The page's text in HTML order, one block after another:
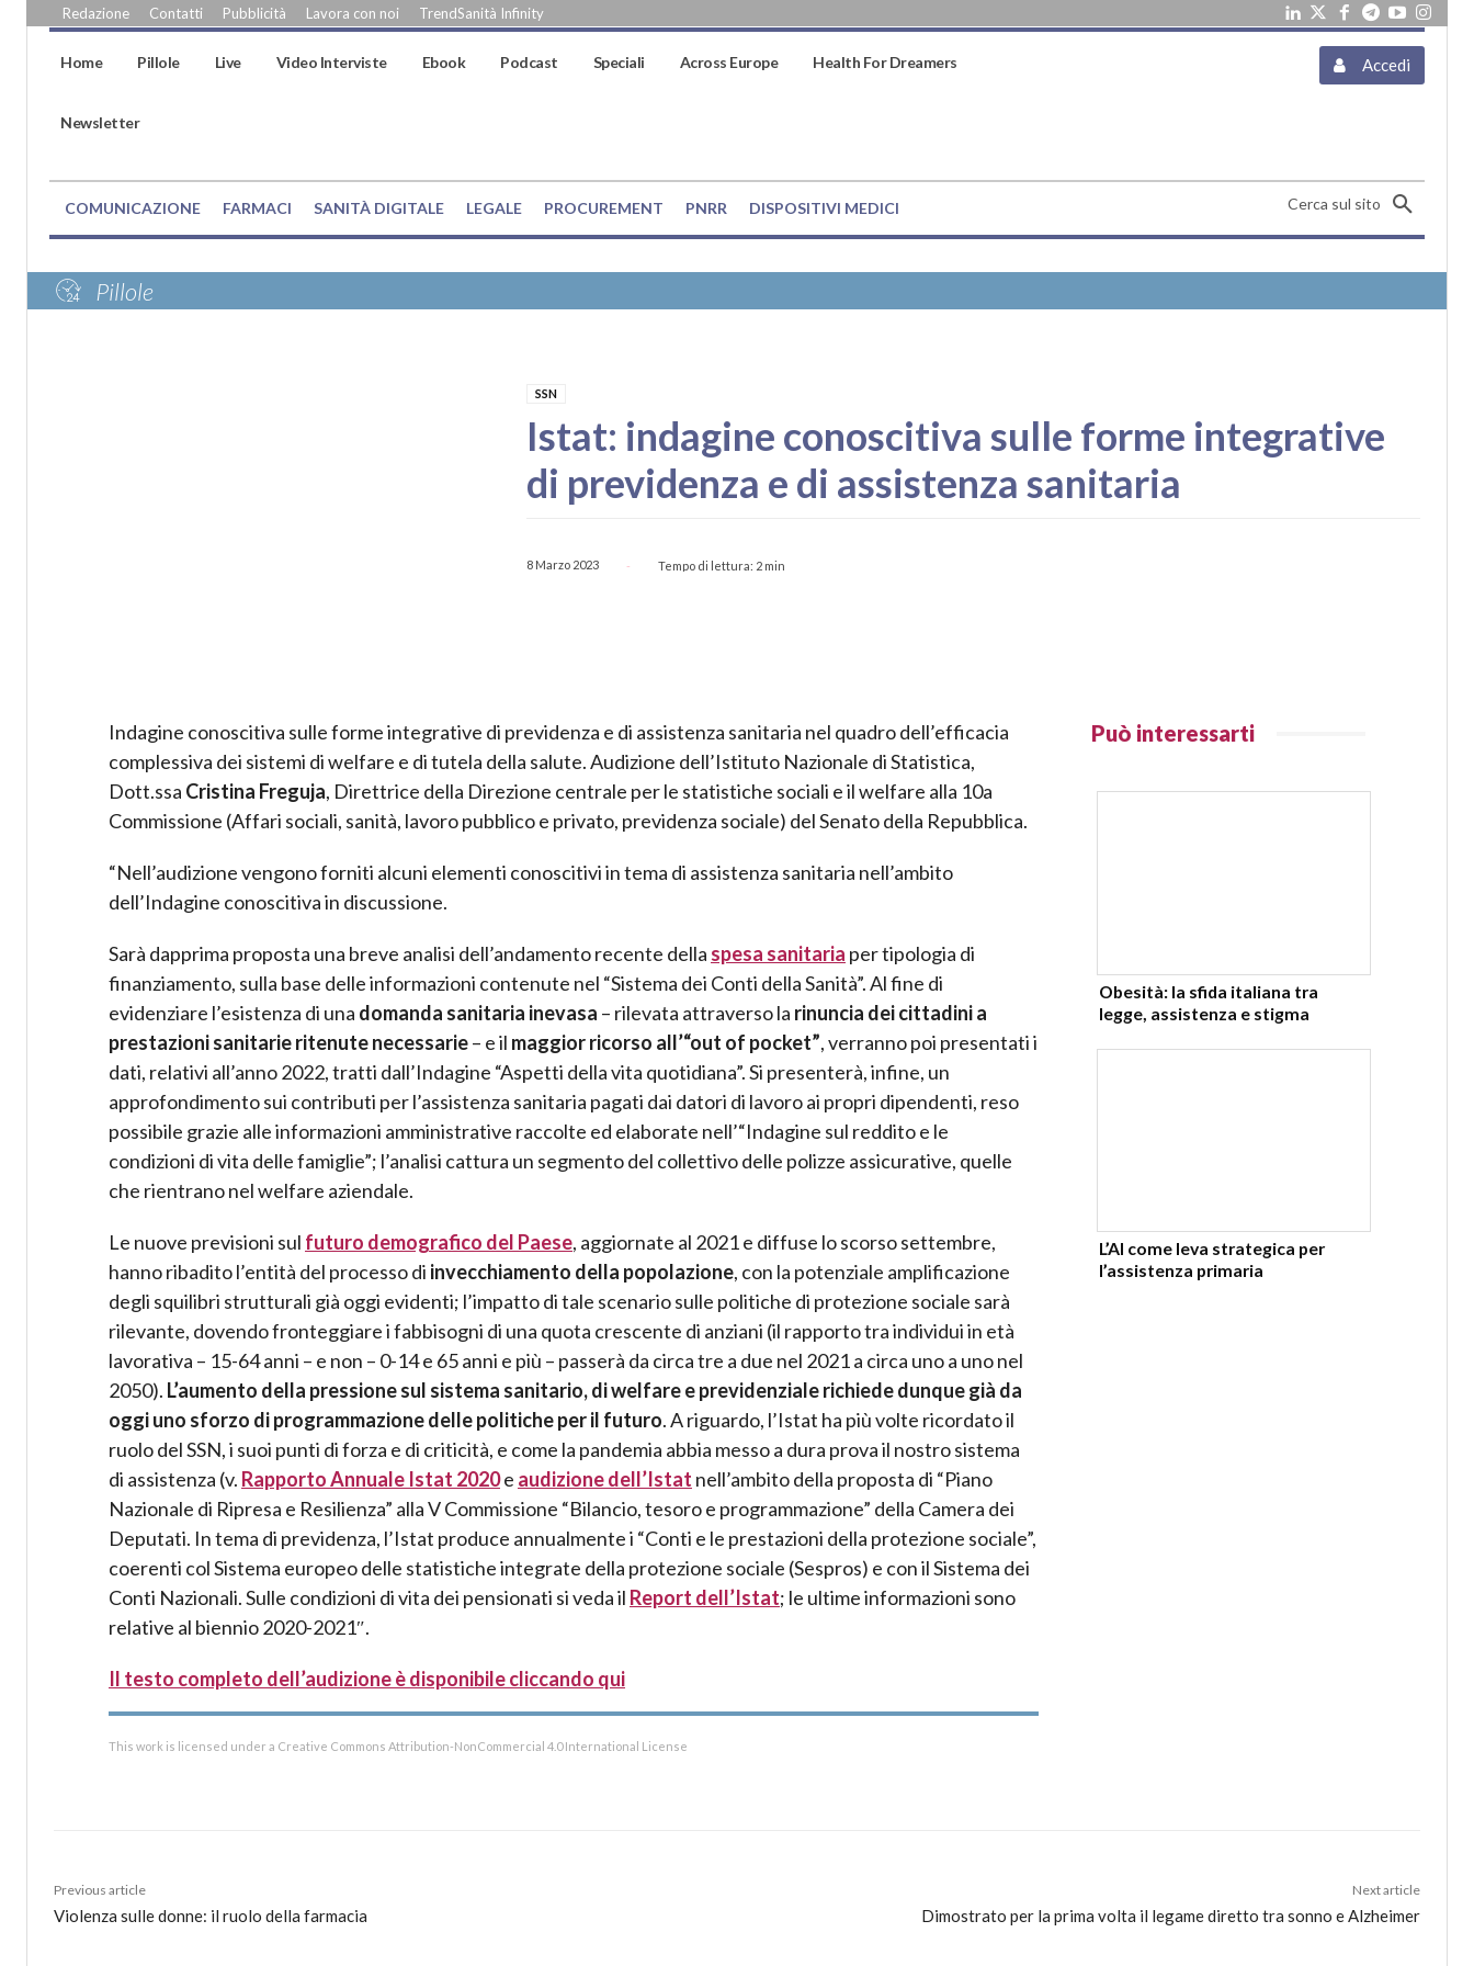
Redazione Contatti Pubblicità Lavora con noi TrendSanità Infinity
Home Pillole Live Video Interviste Ebook Podcast Speciali Across Europe Health For Dreamers
Newsletter
Accedi
COMUNICAZIONE FARMACI SANITÀ DIGITALE LEGALE PROCUREMENT PNRR DISPOSITIVI MEDICI Cerca sul sito
Pillole
SSN
Istat: indagine conoscitiva sulle forme integrative
di previdenza e di assistenza sanitaria
8 Marzo 2023 - Tempo di lettura: 2 min
Indagine conoscitiva sulle forme integrative di previdenza e di assistenza sanitaria nel quadro dell’efficacia
complessiva dei sistemi di welfare e di tutela della salute. Audizione dell’Istituto Nazionale di Statistica,
Dott.ssa Cristina Freguja, Direttrice della Direzione centrale per le statistiche sociali e il welfare alla 10a
Commissione (Affari sociali, sanità, lavoro pubblico e privato, previdenza sociale) del Senato della Repubblica.
“Nell’audizione vengono forniti alcuni elementi conoscitivi in tema di assistenza sanitaria nell’ambito
dell’Indagine conoscitiva in discussione.
Sarà dapprima proposta una breve analisi dell’andamento recente della spesa sanitaria per tipologia di
finanziamento, sulla base delle informazioni contenute nel “Sistema dei Conti della Sanità”. Al fine di
evidenziare l’esistenza di una domanda sanitaria inevasa – rilevata attraverso la rinuncia dei cittadini a
prestazioni sanitarie ritenute necessarie– e il maggior ricorso all’“out of pocket”, verranno poi presentati i
dati, relativi all’anno 2022, tratti dall’Indagine “Aspetti della vita quotidiana”. Si presenterà, infine, un
approfondimento sui contributi per l’assistenza sanitaria pagati dai datori di lavoro ai propri dipendenti, reso
possibile grazie alle informazioni amministrative raccolte ed elaborate nell’“Indagine sul reddito e le
condizioni di vita delle famiglie”; l’analisi cattura un segmento del collettivo delle polizze assicurative, quelle
che rientrano nel welfare aziendale.
Le nuove previsioni sul futuro demografico del Paese, aggiornate al 2021 e diffuse lo scorso settembre,
hanno ribadito l’entità del processo di invecchiamento della popolazione, con la potenziale amplificazione
degli squilibri strutturali già oggi evidenti; l’impatto di tale scenario sulle politiche di protezione sociale sarà
rilevante, dovendo fronteggiare i fabbisogni di una quota crescente di anziani (il rapporto tra individui in età
lavorativa – 15-64 anni – e non – 0-14 e 65 anni e più – passerà da circa tre a due nel 2021 a circa uno a uno nel
2050). L’aumento della pressione sul sistema sanitario, di welfare e previdenziale richiede dunque già da
oggi uno sforzo di programmazione delle politiche per il futuro. A riguardo, l’Istat ha più volte ricordato il
ruolo del SSN, i suoi punti di forza e di criticità, e come la pandemia abbia messo a dura prova il nostro sistema
di assistenza (v. Rapporto Annuale Istat 2020e audizione dell’Istat nell’ambito della proposta di “Piano
Nazionale di Ripresa e Resilienza” alla V Commissione “Bilancio, tesoro e programmazione” della Camera dei
Deputati. In tema di previdenza, l’Istat produce annualmente i “Conti e le prestazioni della protezione sociale”,
coerenti col Sistema europeo delle statistiche integrate della protezione sociale (Sespros) e con il Sistema dei
Conti Nazionali. Sulle condizioni di vita dei pensionati si veda il Report dell’Istat; le ultime informazioni sono
relative al biennio 2020-2021″.
Il testo completo dell’audizione è disponibile cliccando qui
This work is licensed under a Creative Commons Attribution-NonCommercial 4.0 International License
Può interessarti
Obesità: la sfida italiana tra
legge, assistenza e stigma
L’AI come leva strategica per
l’assistenza primaria
Previous article
Violenza sulle donne: il ruolo della farmacia
Next article
Dimostrato per la prima volta il legame diretto tra sonno e Alzheimer